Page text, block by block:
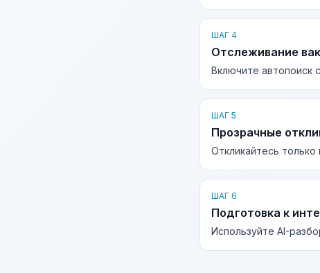
ШАГ 4
Отслеживание
Включите автопоиск
ШАГ 5
Прозрачные
Откликайтесь
ШАГ 6
Подготовка к
Используйте AI-